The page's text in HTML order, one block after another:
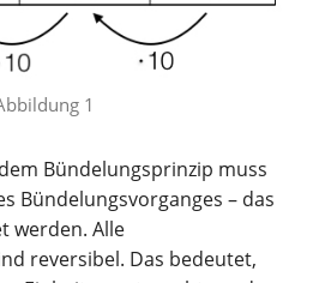
1
Bündelungsprinzip muss
Bündelungsvorganges – das
werden. Alle
reversibel. Das bedeutet,